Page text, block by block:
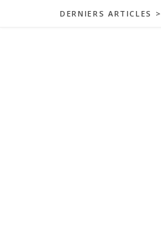
DERNIERS ARTICLES >